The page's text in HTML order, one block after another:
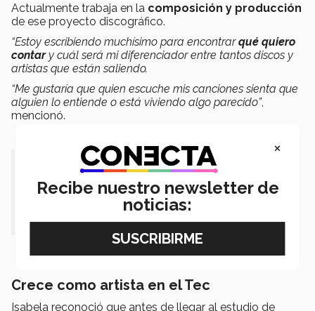
Actualmente trabaja en la composición y producción
de ese proyecto discográfico.
“Estoy escribiendo muchísimo para encontrarqué quiero
contary cuál será mi diferenciador entre tantos discos y
artistas que están saliendo.
“Me gustaría que quien escuche mis canciones sienta que
alguien lo entiende o está viviendo algo parecido”,
mencionó.
“La música siempre ha formado
parte de mi vida, todo lo que no
hablo, lo canto”.
Crece como artista en el Tec
Isabela reconoció que antes de llegar al estudio de
×
Recibe nuestro newsletter de
noticias: